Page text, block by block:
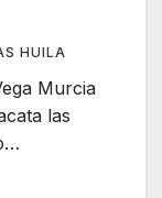
HUILA
Murcia
las